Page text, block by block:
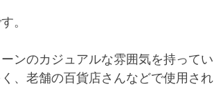
。
ンのカジュアルな雰囲気を持ってい
、老舗の百貨店さんなどで使用され